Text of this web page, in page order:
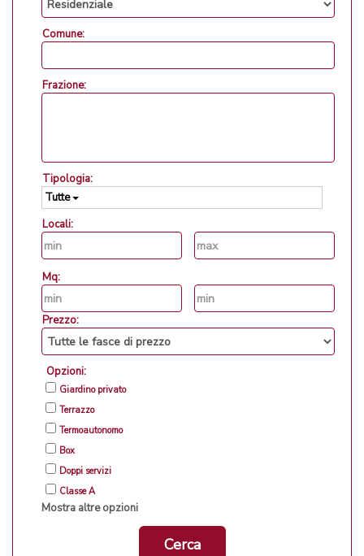
Comune:
Frazione:
Tipologia:
Tutte
Locali:
Mq:
Prezzo:
Opzioni:
Giardino privato
Terrazzo
Termoautonomo
Box
Doppi servizi
Classe A
Mostra altre opzioni
Cerca